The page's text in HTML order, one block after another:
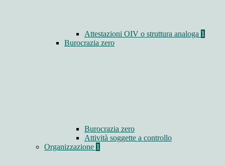
Attestazioni OIV o struttura analoga 1
Burocrazia zero
Burocrazia zero
Attività soggette a controllo
Organizzazione 1